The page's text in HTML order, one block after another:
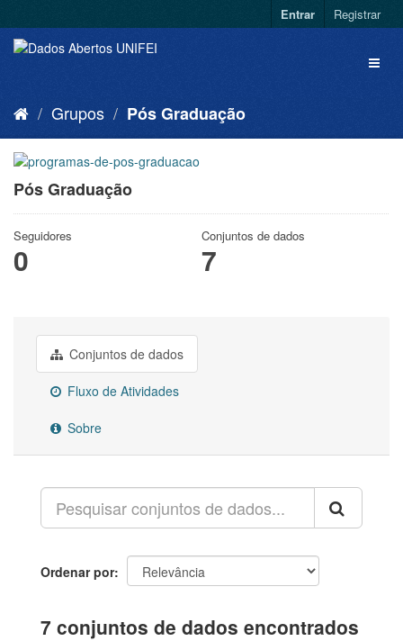
Entrar Registrar
Grupos Pós Graduação
Pós Graduação
Seguidores
0
Conjuntos de dados
7
Conjuntos de dados
Fluxo de Atividades
Sobre
Ordenar por
7 conjuntos de dados encontrados